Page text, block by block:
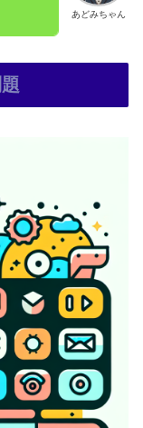
あどみちゃん